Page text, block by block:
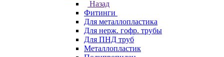
Назад
Фитинги
Для металлопластика
Для нерж. гофр. трубы
Для ПНД труб
Металлопластик